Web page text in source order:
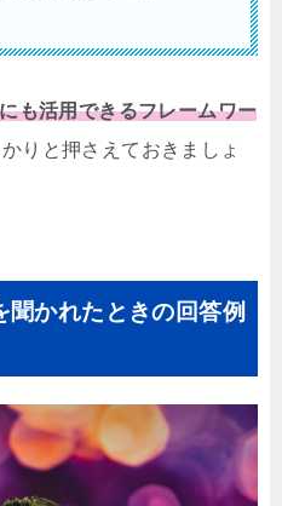
も活用できるフレームワー
りと押さえておきましょ
かれたときの回答例